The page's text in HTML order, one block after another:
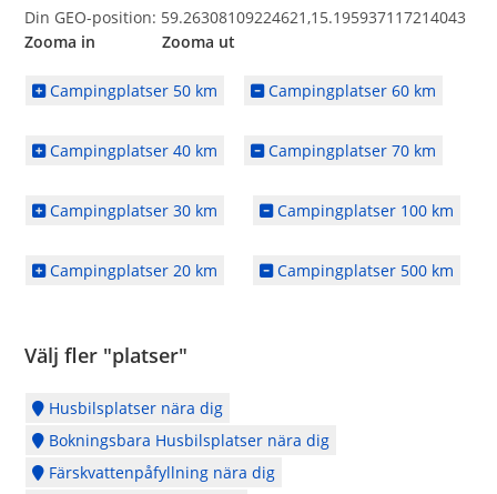
Din GEO-position: 59.26308109224621,15.195937117214043
Zooma in Zooma ut
Campingplatser 50 km Campingplatser 60 km
Campingplatser 40 km Campingplatser 70 km
Campingplatser 30 km Campingplatser 100 km
Campingplatser 20 km Campingplatser 500 km
Välj fler "platser"
Husbilsplatser nära dig
Bokningsbara Husbilsplatser nära dig
Färskvattenpåfyllning nära dig